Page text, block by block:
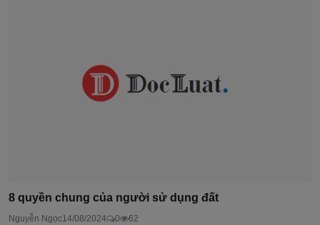
8 quyền chung của người sử dụng đất
Nguyễn Ngọc14/08/2024 0 62